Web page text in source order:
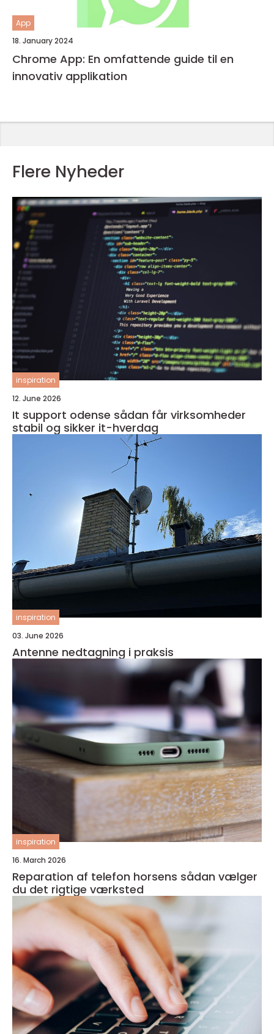
App
18. January 2024
Chrome App: En omfattende guide til en
innovativ applikation
Flere Nyheder
inspiration
12. June 2026
It support odense sådan får virksomheder
stabil og sikker it-hverdag
inspiration
03. June 2026
Antenne nedtagning i praksis
inspiration
16. March 2026
Reparation af telefon horsens sådan vælger
du det rigtige værksted